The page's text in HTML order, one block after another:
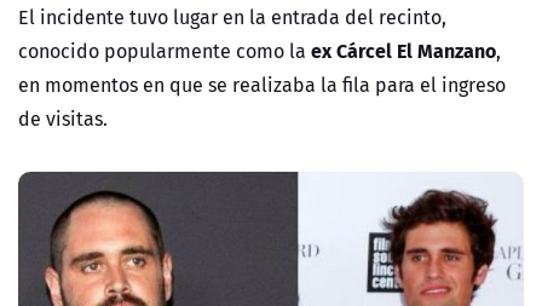
El incidente tuvo lugar en la entrada del recinto,
conocido popularmente como la ex Cárcel El Manzano,
en momentos en que se realizaba la fila para el ingreso
de visitas.